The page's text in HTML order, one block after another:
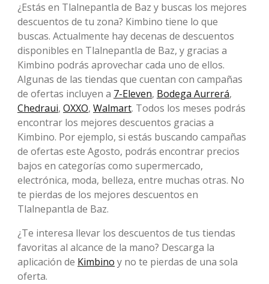
¿Estás en Tlalnepantla de Baz y buscas los mejores
descuentos de tu zona? Kimbino tiene lo que
buscas. Actualmente hay decenas de descuentos
disponibles en Tlalnepantla de Baz, y gracias a
Kimbino podrás aprovechar cada uno de ellos.
Algunas de las tiendas que cuentan con campañas
de ofertas incluyen a 7-Eleven, Bodega Aurrerá,
Chedraui, OXXO, Walmart. Todos los meses podrás
encontrar los mejores descuentos gracias a
Kimbino. Por ejemplo, si estás buscando campañas
de ofertas este Agosto, podrás encontrar precios
bajos en categorías como supermercado,
electrónica, moda, belleza, entre muchas otras. No
te pierdas de los mejores descuentos en
Tlalnepantla de Baz.
¿Te interesa llevar los descuentos de tus tiendas
favoritas al alcance de la mano? Descarga la
aplicación de Kimbino y no te pierdas de una sola
oferta.